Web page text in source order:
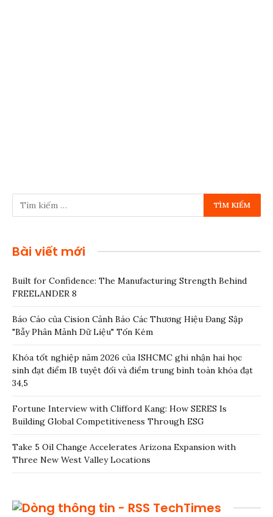
Bài viết mới
Built for Confidence: The Manufacturing Strength Behind
FREELANDER 8
Báo Cáo của Cision Cảnh Báo Các Thương Hiệu Đang Sập
"Bẫy Phân Mảnh Dữ Liệu" Tốn Kém
Khóa tốt nghiệp năm 2026 của ISHCMC ghi nhận hai học
sinh đạt điểm IB tuyệt đối và điểm trung bình toàn khóa đạt
34,5
Fortune Interview with Clifford Kang: How SERES Is
Building Global Competitiveness Through ESG
Take 5 Oil Change Accelerates Arizona Expansion with
Three New West Valley Locations
TechTimes